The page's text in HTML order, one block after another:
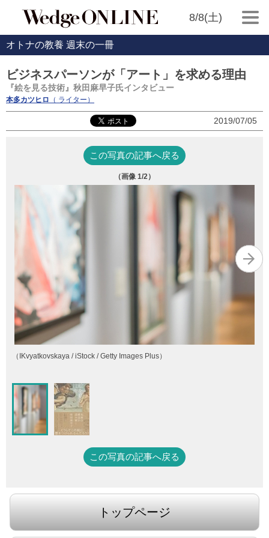
8/8(土)
オトナの教養 週末の一冊
ビジネスパーソンが「アート」を求める理由
『絵を見る技術』秋田麻早子氏インタビュー
本多カツヒロ （ ライター）
2019/07/05
この写真の記事へ戻る
（画像 1/2）
（IKvyatkovskaya / iStock / Getty Images Plus）
この写真の記事へ戻る
トップページ